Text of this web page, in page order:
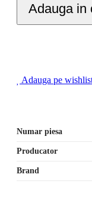
Adauga in
Adauga pe
Numar piesa
Producator
Brand